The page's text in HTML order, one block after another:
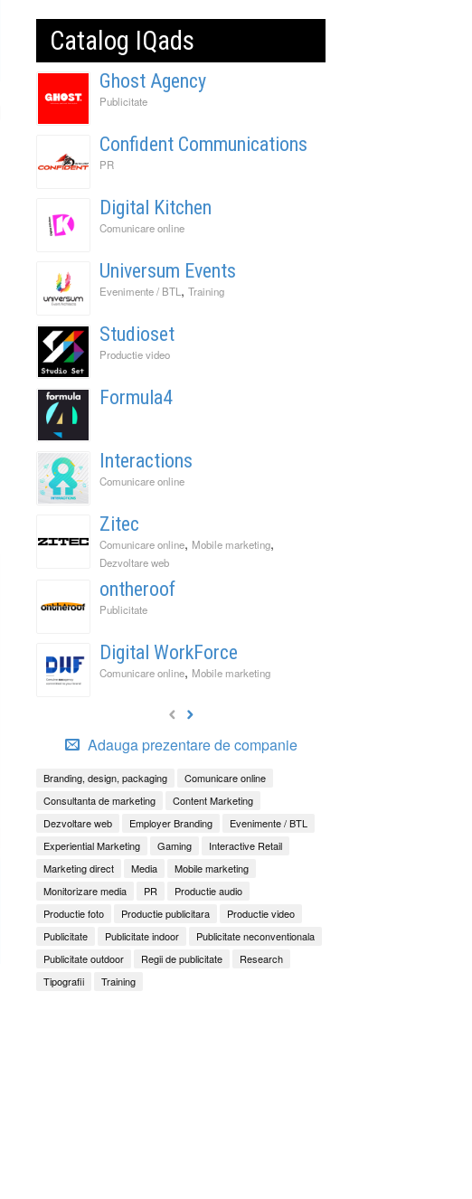
Bring It Back, Pepsi! Nostalgia anilor 2000 devine o
Brandurile nu mai concurează prin experiențe. Concurează
apartenență
Business to Human. Cum construiește George Brand Love
comunități
Catalog IQads
Ghost Agency
Publicitate
Confident Communications
PR
Digital Kitchen
Comunicare online
Universum Events
Evenimente / BTL , Training
Studioset
Productie video
Formula4
Interactions
Comunicare online
Zitec
Comunicare online, Mobile marketing,
Dezvoltare web
ontheroof
Publicitate
Digital WorkForce
Comunicare online, Mobile marketing
Adauga prezentare de companie
Branding, design, packaging
Comunicare online
Consultanta de marketing
Content Marketing
Dezvoltare web
Employer Branding
Evenimente / BTL
Experiential Marketing
Gaming
Interactive Retail
Marketing direct
Media
Mobile marketing
Monitorizare media
PR
Productie audio
Productie foto
Productie publicitara
Productie video
Publicitate
Publicitate indoor
Publicitate neconventionala
Publicitate outdoor
Regii de publicitate
Research
Tipografii
Training